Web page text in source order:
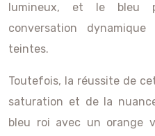
lumineux, et le bleu
conversation
teintes.
Toutefois, la réussite de
saturation et de la
bleu roi avec un orange